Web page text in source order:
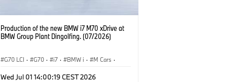
Production of the new BMW i7 M70 xDrive at
BMW Group Plant Dingolfing. (07/2026)
G70 LCI · G70 · i7 · BMW i · M Cars ·
Wed Jul 01 14:00:19 CEST 2026